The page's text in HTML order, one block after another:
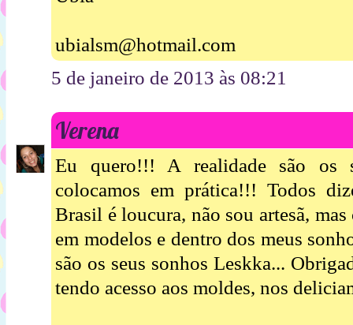
ubialsm@hotmail.com
5 de janeiro de 2013 às 08:21
Verena
Eu quero!!! A realidade são os
colocamos em prática!!! Todos
Brasil é loucura, não sou artesã,
em modelos e dentro dos meus
são os seus sonhos Leskka...
tendo acesso aos moldes, nos